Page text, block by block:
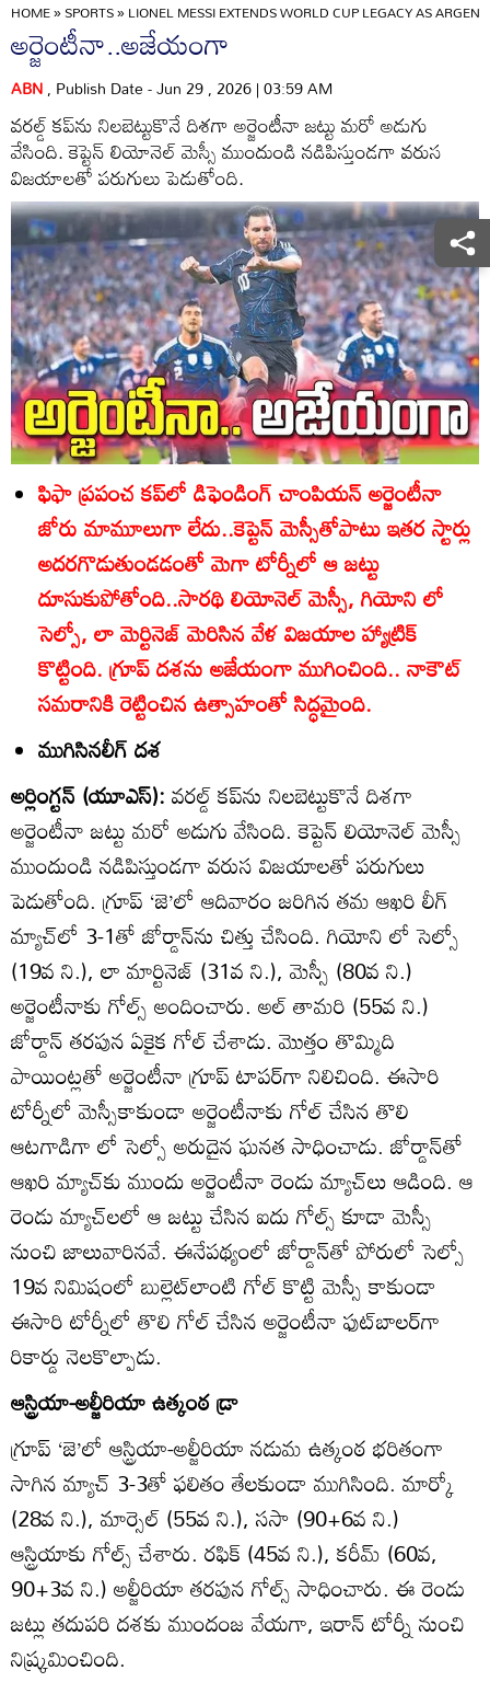
HOME»SPORTS»LIONEL MESSI EXTENDS WORLD CUP LEGACY AS
అర్జెంటీనా..అజేయంగా
ABN, Publish Date - Jun 29 , 2026 | 03:59 AM
వరల్డ్‌ కప్‌ను నిలబెట్టుకొనే దిశగా అర్జెంటీనా జట్టు మరో అడుగు
వేసింది. కెప్టెన్‌ లియోనెల్‌ మెస్సీ ముందుండి నడిపిస్తుండగా వరుస
విజయాలతో పరుగులు పెడుతోంది.
ఫిఫా ప్రపంచ కప్‌లో డిఫెండింగ్‌ చాంపియన్‌ అర్జెంటీనా
జోరు మామూలుగా లేదు..కెప్టెన్‌ మెస్సీతోపాటు ఇతర స్టార్లు
అదరగొడుతుండడంతో మెగా టోర్నీలో ఆ జట్టు
దూసుకుపోతోంది..సారథి లియోనెల్‌ మెస్సీ, గియోని లో
సెల్సో, లా మెర్టినెజ్‌ మెరిసిన వేళ విజయాల హ్యాట్రిక్‌
కొట్టింది. గ్రూప్‌ దశను అజేయంగా ముగించింది.. నాకౌట్‌
సమరానికి రెట్టించిన ఉత్సాహంతో సిద్ధమైంది.
ముగిసినలీగ్‌ దశ
అర్లింగ్టన్‌ (యూఎస్‌):వరల్డ్‌ కప్‌ను నిలబెట్టుకొనే దిశగా
అర్జెంటీనా జట్టు మరో అడుగు వేసింది. కెప్టెన్‌ లియోనెల్‌ మెస్సీ
ముందుండి నడిపిస్తుండగా వరుస విజయాలతో పరుగులు
పెడుతోంది. గ్రూప్‌ ‘జె’లో ఆదివారం జరిగిన తమ ఆఖరి లీగ్‌
మ్యాచ్‌లో 3-1తో జోర్డాన్‌ను చిత్తు చేసింది. గియోని లో సెల్సో
(19వ ని.), లా మార్టినెజ్‌ (31వ ని.), మెస్సీ (80వ ని.)
అర్జెంటీనాకు గోల్స్‌ అందించారు. అల్‌ తామరి (55వ ని.)
జోర్డాన్‌ తరపున ఏకైక గోల్‌ చేశాడు. మొత్తం తొమ్మిది
పాయింట్లతో అర్జెంటీనా గ్రూప్‌ టాపర్‌గా నిలిచింది. ఈసారి
టోర్నీలో మెస్సీకాకుండా అర్జెంటీనాకు గోల్‌ చేసిన తొలి
ఆటగాడిగా లో సెల్సో అరుదైన ఘనత సాధించాడు. జోర్డాన్‌తో
ఆఖరి మ్యాచ్‌కు ముందు అర్జెంటీనా రెండు మ్యాచ్‌లు ఆడింది. ఆ
రెండు మ్యాచ్‌లలో ఆ జట్టు చేసిన ఐదు గోల్స్‌ కూడా మెస్సీ
నుంచి జాలువారినవే. ఈనేపథ్యంలో జోర్డాన్‌తో పోరులో సెల్సో
19వ నిమిషంలో బుల్లెట్‌లాంటి గోల్‌ కొట్టి మెస్సీ కాకుండా
ఈసారి టోర్నీలో తొలి గోల్‌ చేసిన అర్జెంటీనా ఫుట్‌బాలర్‌గా
రికార్డు నెలకొల్పాడు.
ఆస్ట్రియా-అల్జీరియా ఉత్కంఠ డ్రా
గ్రూప్‌ ‘జె’లో ఆస్ట్రియా-అల్జీరియా నడుమ ఉత్కంఠ భరితంగా
సాగిన మ్యాచ్‌ 3-3తో ఫలితం తేలకుండా ముగిసింది. మార్కో
(28వ ని.), మార్సెల్‌ (55వ ని.), ససా (90+6వ ని.)
ఆస్ట్రియాకు గోల్స్‌ చేశారు. రఫిక్‌ (45వ ని.), కరీమ్‌ (60వ,
90+3వ ని.) అల్జీరియా తరపున గోల్స్‌ సాధించారు. ఈ రెండు
జట్లు తదుపరి దశకు ముందంజ వేయగా, ఇరాన్‌ టోర్నీ నుంచి
నిష్క్రమించింది.